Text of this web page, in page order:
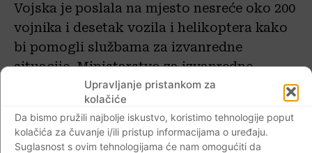
Upravljanje pristankom za
kolačiće
Da bismo pružili najbolje iskustvo, koristimo tehnologije poput
kolačića za čuvanje i/ili pristup informacijama o uređaju.
Suglasnost s ovim tehnologijama će nam omogućiti da
Vojska je poslala na mjesto nesreće oko 200
vojnika i desetak vozila i helikoptera kako
bi pomogli službama za izvanredne
situacije. Ministarstvo za izvanredne
situacije poslalo je nekoliko helikoptera i
transportni zrakoplov Iljušin 76
s psiholozima i spasiocima.